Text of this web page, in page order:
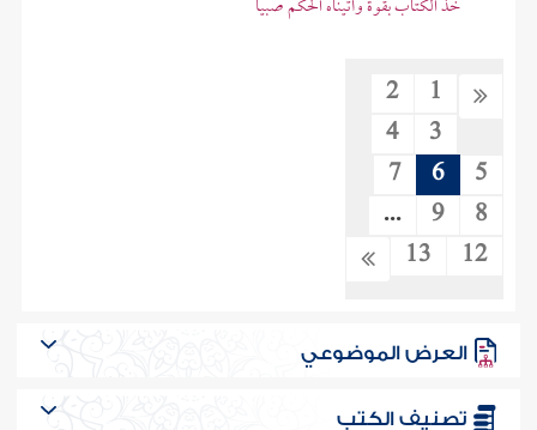
1
2
3
4
5
6
7
8
9
...
12
13
العرض الموضوعي
تصنيف الكتب